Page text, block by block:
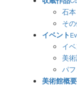
石
そ
イベント
イ
美
パ
美術館概要